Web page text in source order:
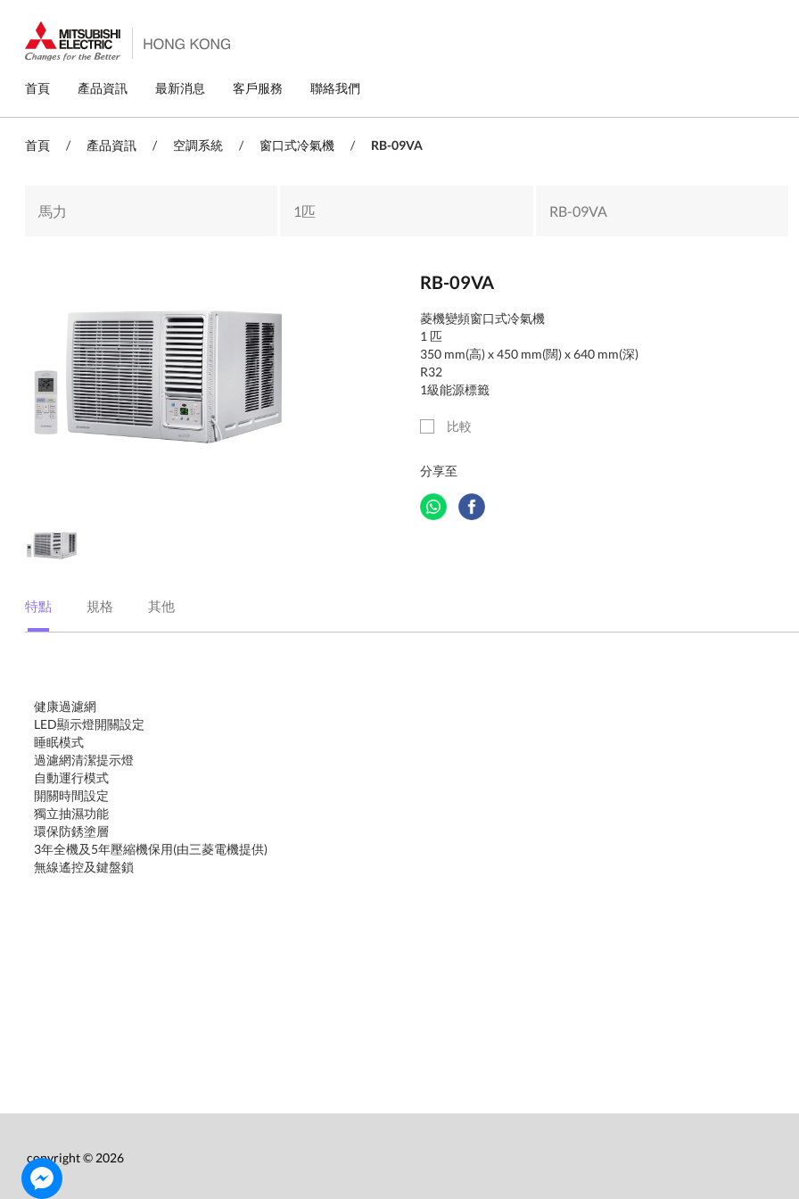
主
導
覽
首頁 產品資訊 最新消息 客戶服務 聯絡我們
首頁 / 產品資訊 / 空調系統 / 窗口式冷氣機 / RB-09VA
馬力 1匹 RB-09VA
RB-09VA
菱機變頻窗口式冷氣機
1 匹
350 mm(高) x 450 mm(闊) x 640 mm(深)
R32
1級能源標籤
比較
分享至
特點 規格 其他
健康過濾網
LED顯示燈開關設定
睡眠模式
過濾網清潔提示燈
自動運行模式
開關時間設定
獨立抽濕功能
環保防銹塗層
3年全機及5年壓縮機保用(由三菱電機提供)
無線遙控及鍵盤鎖
copyright © 2026